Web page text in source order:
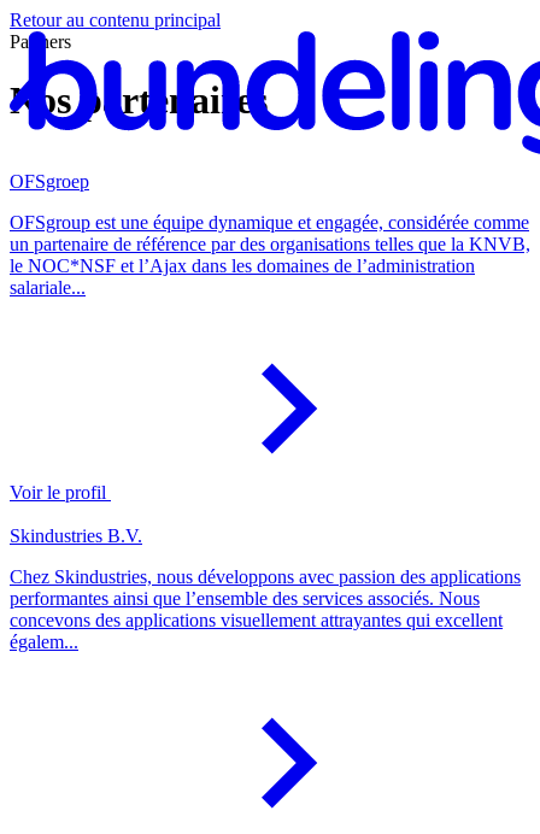
Retour au contenu principal
Partners
Nos partenaires
OFSgroep
OFSgroup est une équipe dynamique et engagée, considérée comme
un partenaire de référence par des organisations telles que la KNVB,
le NOC*NSF et l’Ajax dans les domaines de l’administration
salariale...
Voir le profil
Skindustries B.V.
Chez Skindustries, nous développons avec passion des applications
performantes ainsi que l’ensemble des services associés. Nous
concevons des applications visuellement attrayantes qui excellent
égalem...